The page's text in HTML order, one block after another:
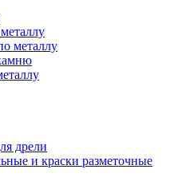
металлу
дрели
и краски разметочные